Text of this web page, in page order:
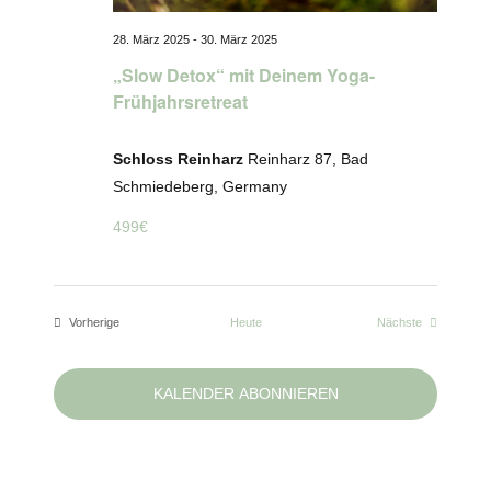
„Slow Detox“ mit Deinem Yoga-
Frühjahrsretreat
28. März 2025 -30. März 2025
Schloss Reinharz Reinharz 87, Bad
Schmiedeberg, Germany
499€
Vorherige
Heute Nächste
KALENDER ABONNIEREN